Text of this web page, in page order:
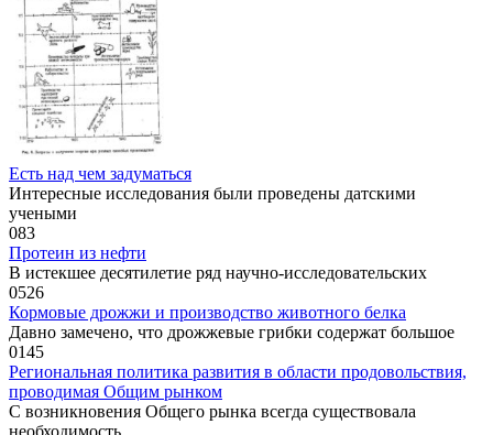
Есть над чем задуматься
Интересные исследования были проведены датскими
учеными
083
Протеин из нефти
В истекшее десятилетие ряд научно-исследовательских
0526
Кормовые дрожжи и производство животного белка
Давно замечено, что дрожжевые грибки содержат большое
0145
Региональная политика развития в области продовольствия,
проводимая Общим рынком
С возникновения Общего рынка всегда существовала
необходимость